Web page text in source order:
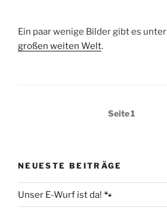
Ein paar wenige Bilder gibt es unter
großen weiten Welt.
Seitennummerierung
Seite1
NEUESTE BEITRÄGE
Unser E-Wurf ist da! 🐾